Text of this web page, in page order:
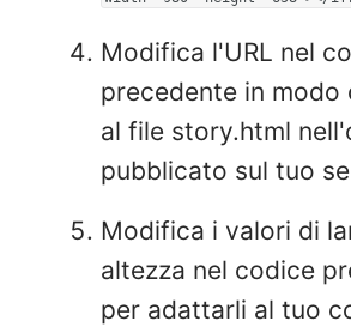
Modifica l'URL nel
precedente in modo
al file story.html
pubblicato sul tuo
Modifica i valori di
altezza nel codice
per adattarli al tuo